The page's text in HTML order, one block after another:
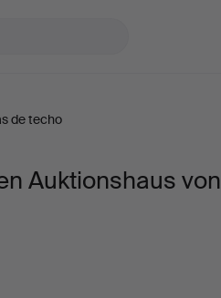
de techo
Auktionshaus von